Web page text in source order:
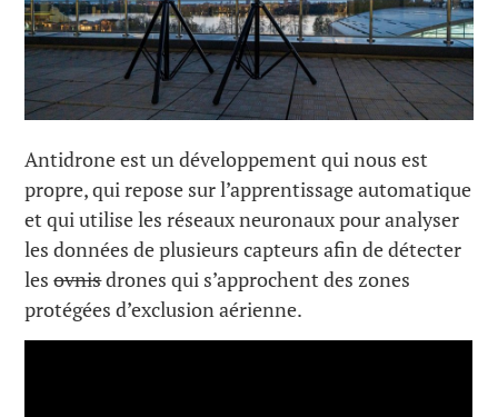
Antidrone est un développement qui nous est
propre, qui repose sur l’apprentissage automatique
et qui utilise les réseaux neuronaux pour analyser
les données de plusieurs capteurs afin de détecter
lesovnisdrones qui s’approchent des zones
protégées d’exclusion aérienne.